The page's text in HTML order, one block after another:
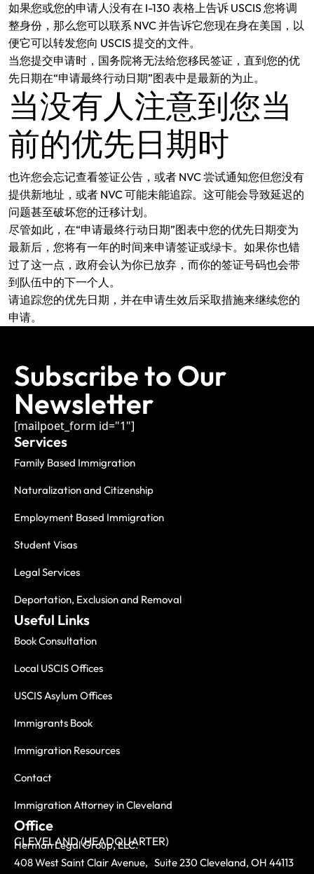
如果您或您的申请人没有在 I-130 表格上告诉 USCIS 您将调
整身份，那么您可以联系 NVC 并告诉它您现在身在美国，以
便它可以转发您向 USCIS 提交的文件。
当您提交申请时，国务院将无法给您移民签证，直到您的优
先日期在“申请最终行动日期”图表中是最新的为止。
当没有人注意到您当
前的优先日期时
也许您会忘记查看签证公告，或者 NVC 尝试通知您但您没有
提供新地址，或者 NVC 可能未能追踪。这可能会导致延迟的
问题甚至破坏您的迁移计划。
尽管如此，在“申请最终行动日期”图表中您的优先日期变为
最新后，您将有一年的时间来申请签证或绿卡。如果你也错
过了这一点，政府会认为你已放弃，而你的签证号码也会带
到队伍中的下一个人。
请追踪您的优先日期，并在申请生效后采取措施来继续您的
申请。
Subscribe to Our
Newsletter
[mailpoet_form id="1"]
Services
Family Based Immigration
Naturalization and Citizenship
Employment Based Immigration
Student Visas
Legal Services
Deportation, Exclusion and Removal
Useful Links
Book Consultation
Local USCIS Offices
USCIS Asylum Offices
Immigrants Book
Immigration Resources
Contact
Immigration Attorney in Cleveland
Office
CLEVELAND (HEADQUARTER)
Herman Legal Group, LLC.
408 West Saint Clair Avenue, Suite 230 Cleveland, OH 44113